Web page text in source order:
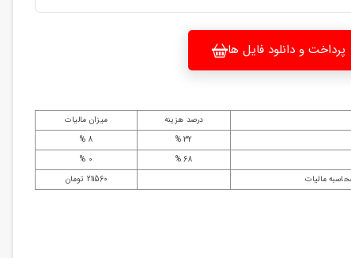
پرداخت و دانلود فایل ها
درصد هزینه
میزان مالیات
32 %
8 %
68 %
0 %
مالیات
211560 تومان